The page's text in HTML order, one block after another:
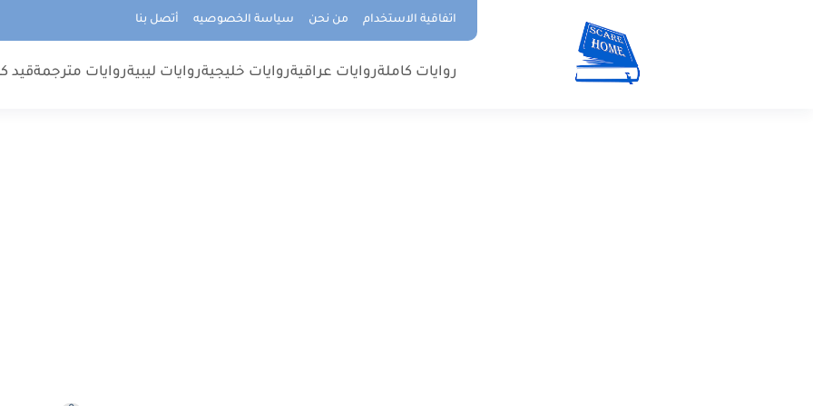
اتفاقية الاستخدام من نحن سياسة الخصوصيه أتصل بنا
روايات كاملةروايات عراقيةروايات خليجيةروايات ليبيةروايات مترجمةقيد